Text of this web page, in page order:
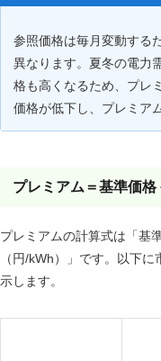
参照価格は毎月変動する
異なります。夏冬の電力
格も高くなるため、プレ
価格が低下し、プレミア
プレミアム＝基準価格
プレミアムの計算式は「基
（円/kWh）」です。以下
示します。